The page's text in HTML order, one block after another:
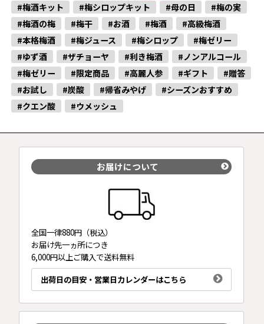
#梅酒キット #梅シロップキット #母の日
#梅の実
#梅酒の梅
#梅干 #お酒 #梅酒
#高級梅酒
#本格梅酒
#梅ジュース #梅シロップ
#梅ゼリー
#ゆず酒
#ザチョーヤ #利き梅酒
#ノンアルコール
#梅ゼリー
#限定商品 #高麗人参 #ギフト
#贈答
#お試し
#炭酸 #帰省みやげ
#シーズンおすすめ
#クエン酸
#ウメッシュ
お届けについて
全国一律880円（税込）
お届け先一ヵ所につき
6,000円以上ご購入で送料無料
出荷日の目安・営業日カレンダーはこちら